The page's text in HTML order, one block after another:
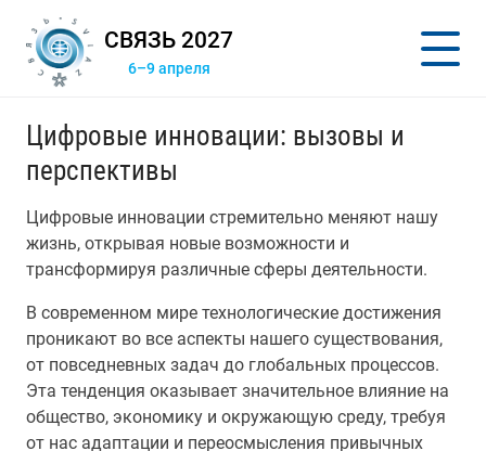
СВЯЗЬ 2027
6–9 апреля
Цифровые инновации: вызовы и
перспективы
Цифровые инновации стремительно меняют нашу
жизнь, открывая новые возможности и
трансформируя различные сферы деятельности.
В современном мире технологические достижения
проникают во все аспекты нашего существования,
от повседневных задач до глобальных процессов.
Эта тенденция оказывает значительное влияние на
общество, экономику и окружающую среду, требуя
от нас адаптации и переосмысления привычных